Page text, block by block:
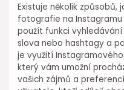
Existuje několik
fotografie na Instagramu
použít funkci
slova nebo hashtagy a
je využití
který vám umožní
vašich zájmů a